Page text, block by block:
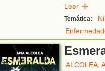
Leer
Temática:
ALCOLEA,